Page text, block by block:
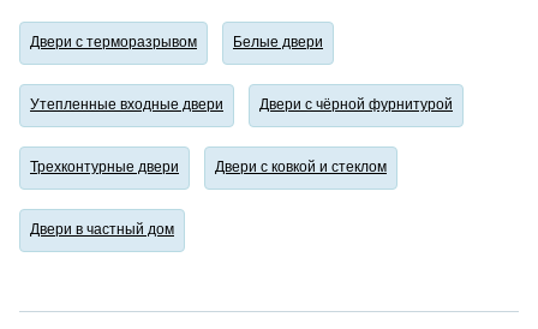
Двери с терморазрывом Белые двери
Утепленные входные двери Двери с чёрной фурнитурой
Трехконтурные двери Двери с ковкой и стеклом
Двери в частный дом